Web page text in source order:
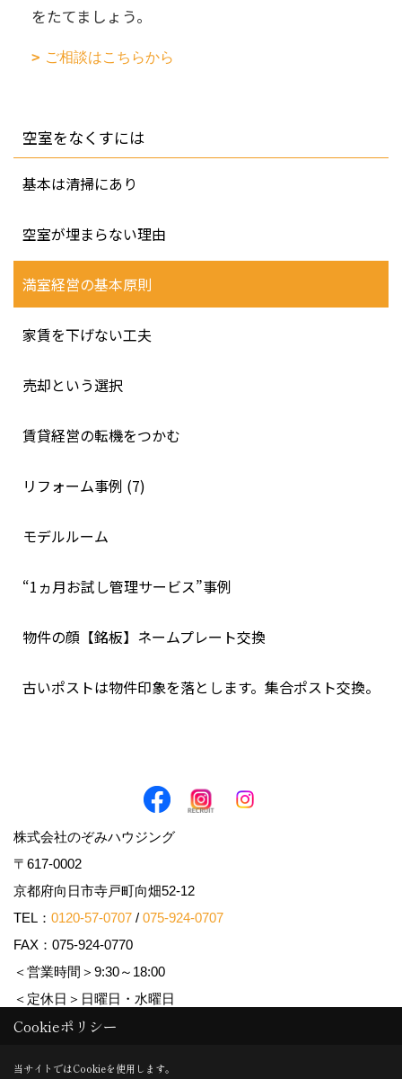
をたてましょう。
ご相談はこちらから
空室をなくすには
基本は清掃にあり
空室が埋まらない理由
満室経営の基本原則
家賃を下げない工夫
売却という選択
賃貸経営の転機をつかむ
リフォーム事例 (7)
モデルルーム
“1ヵ月お試し管理サービス”事例
物件の顔【銘板】ネームプレート交換
古いポストは物件印象を落とします。集合ポスト交換。
株式会社のぞみハウジング
〒617-0002
京都府向日市寺戸町向畑52-12
TEL： 0120-57-0707 / 075-924-0707
FAX：075-924-0770
＜営業時間＞9:30～18:00
＜定休日＞日曜日・水曜日
Copyright (c) Nozomi Housing. All Rights Reserved.
Cookieポリシー
当サイトではCookieを使用します。